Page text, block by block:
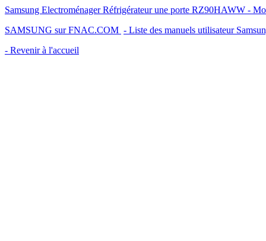
Samsung Electroménager Réfrigérateur une porte RZ90HAWW -
SAMSUNG sur FNAC.COM - Liste des manuels utilisateur
- Revenir à l'accueil